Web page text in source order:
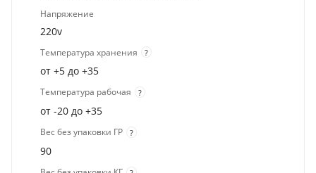
Напряжение
220v
Температура хранения ?
от +5 до +35
Температура рабочая ?
от -20 до +35
Вес без упаковки ГР ?
90